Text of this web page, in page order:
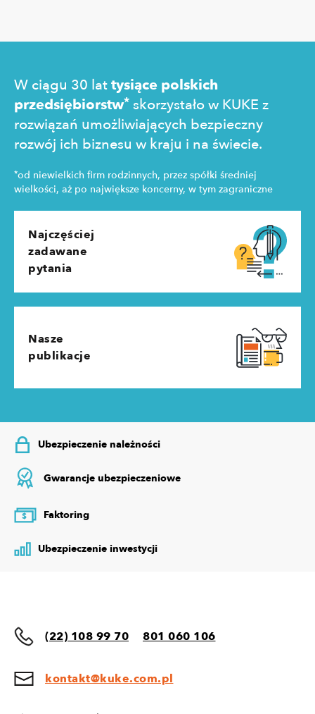
W ciągu 30 lattysiące polskich
przedsiębiorstw* skorzystało w KUKE z
rozwiązań umożliwiających bezpieczny
rozwój ich biznesu w kraju i na świecie.
*od niewielkich firm rodzinnych, przez spółki średniej
wielkości, aż po największe koncerny, w tym zagraniczne
Najczęściej
zadawane
pytania
Nasze
publikacje
Ubezpieczenie należności
Gwarancje ubezpieczeniowe
$ Faktoring
Ubezpieczenie inwestycji
(22) 108 99 70 801 060 106
kontakt@kuke.com.pl